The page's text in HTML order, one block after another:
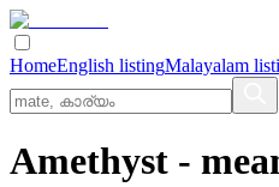
HomeEnglish listingMalayalam
Amethyst -